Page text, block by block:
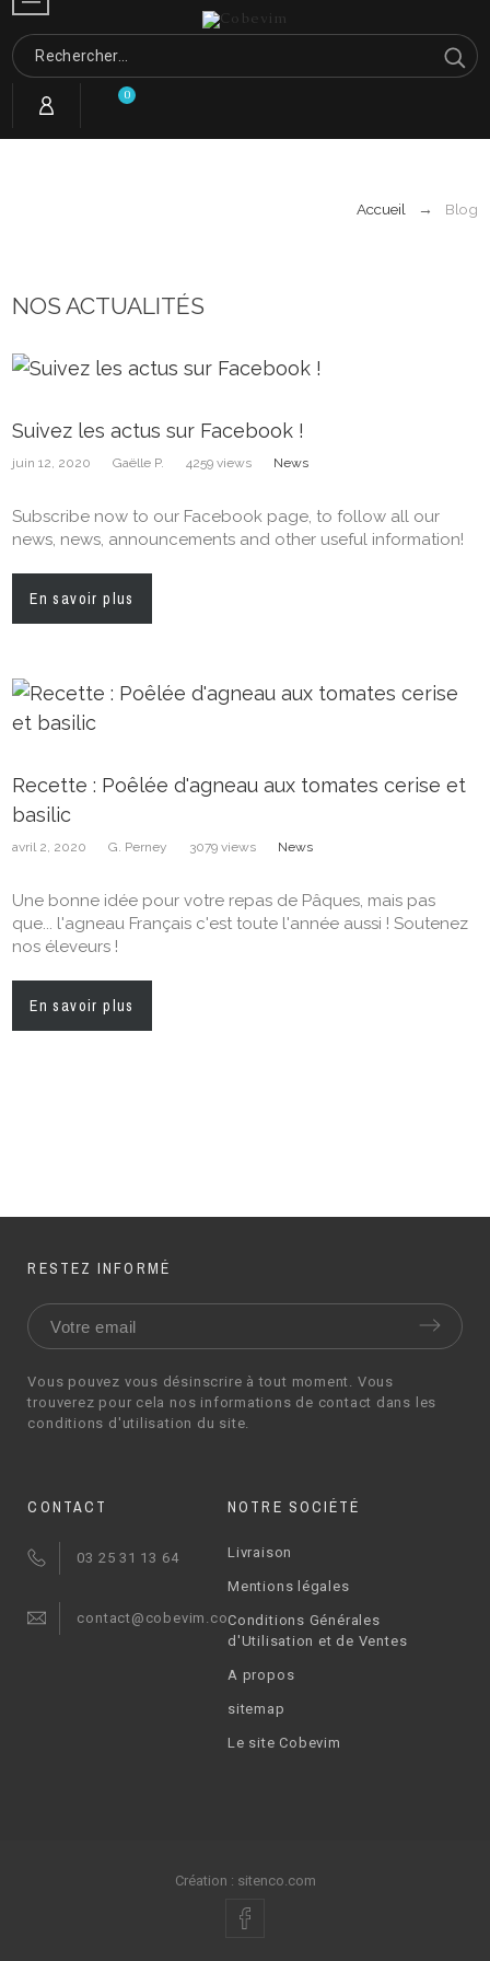
0
Accueil Blog
NOS ACTUALITÉS
Suivez les actus sur Facebook !
juin 12, 2020 Gaëlle P. 4259 views News
Subscribe now to our Facebook page, to follow all our
news, news, announcements and other useful information!
En savoir plus
Recette : Poêlée d'agneau aux tomates cerise et
basilic
avril 2, 2020 G. Perney 3079 views News
Une bonne idée pour votre repas de Pâques, mais pas
que... l'agneau Français c'est toute l'année aussi ! Soutenez
nos éleveurs !
En savoir plus
RESTEZ INFORMÉ
Vous pouvez vous désinscrire à tout moment. Vous
trouverez pour cela nos informations de contact dans les
conditions d'utilisation du site.
CONTACT
03 25 31 13 64
contact@cobevim.com
NOTRE SOCIÉTÉ
Livraison
Mentions légales
Conditions Générales
d'Utilisation et de Ventes
A propos
sitemap
Le site Cobevim
Création : sitenco.com